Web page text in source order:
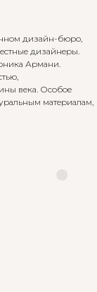
дизайн-бюро,
дизайнеры.
Армани.
века. Особое
материалам,